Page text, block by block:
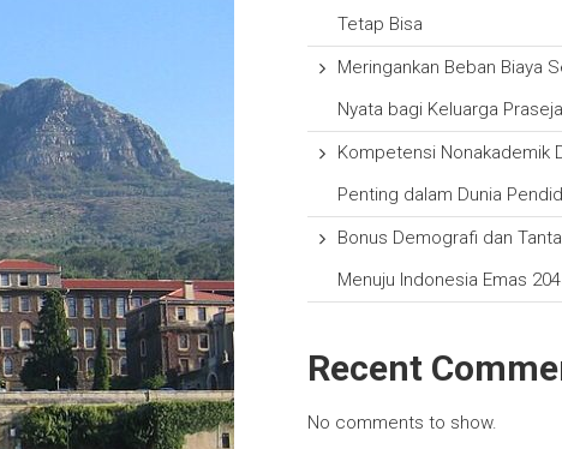
Tetap Bisa
Meringankan Beban Biaya
Nyata bagi Keluarga
Kompetensi Nonakademik
Penting dalam Dunia
Bonus Demografi dan
Menuju Indonesia Emas
Recent
No comments to show.